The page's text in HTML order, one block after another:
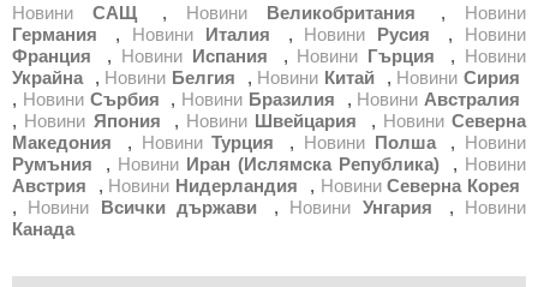
Новини САЩ , Новини Великобритания , Новини
Германия
, Новини Италия , Новини Русия , Новини
Франция
, Новини Испания , Новини Гърция , Новини
Украйна
, Новини Белгия , Новини Китай , НовиниСирия
, Новини Сърбия , Новини Бразилия , Новини Австралия
, Новини Япония , Новини Швейцария , Новини Северна
Македония
, НовиниТурция , Новини Полша , Новини
Румъния
, Новини Иран (Ислямска Република) , Новини
Австрия
, Новини Нидерландия , НовиниСеверна Корея
, Новини Всички държави , Новини Унгария , Новини
Канада